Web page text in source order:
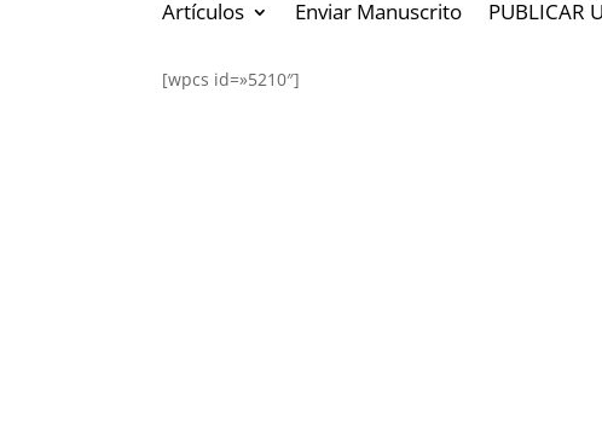
Artículos
Enviar Manuscrito PUBLICAR
[wpcs id=»5210″]